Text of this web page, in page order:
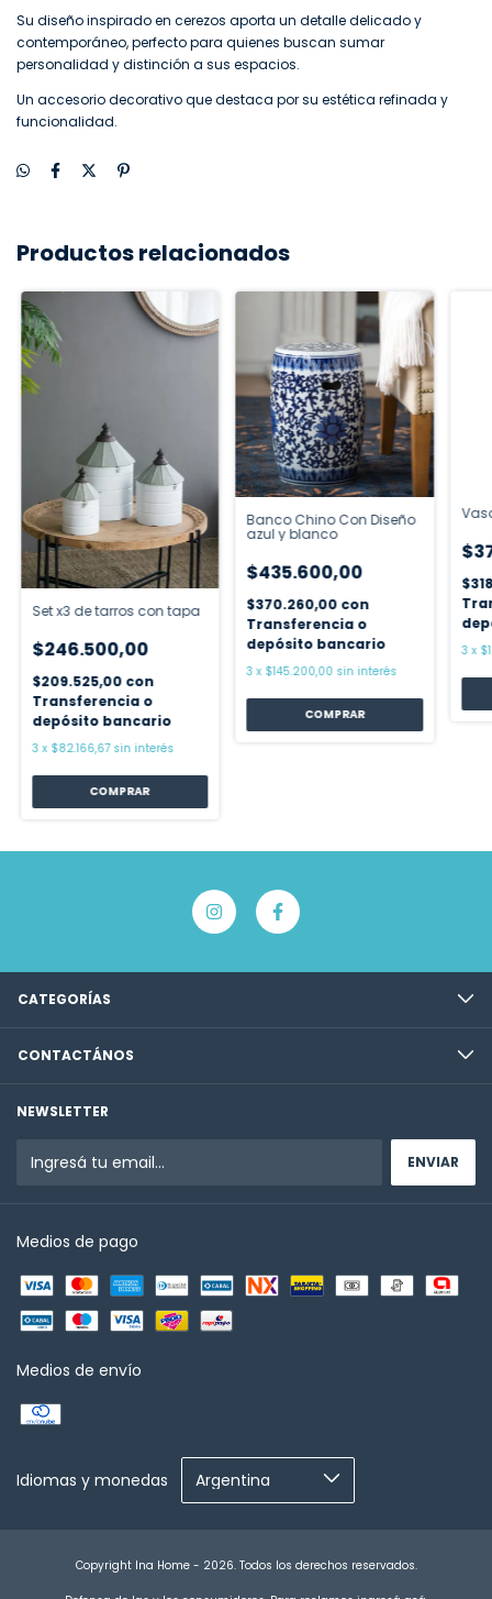
Su diseño inspirado en cerezos aporta un detalle delicado y
contemporáneo, perfecto para quienes buscan sumar
personalidad y distinción a sus espacios.
Un accesorio decorativo que destaca por su estética refinada y
funcionalidad.
Productos relacionados
Set x3 de tarros con tapa
$246.500,00
$209.525,00 con
Transferencia o
depósito bancario
3 x $82.166,67 sin interés
Banco Chino Con Diseño
azul y blanco
$435.600,00
$370.260,00 con
Transferencia o
depósito bancario
3 x $145.200,00 sin interés
3 x
CATEGORÍAS
CONTACTÁNOS
NEWSLETTER
Medios de pago
Medios de envío
Idiomas y monedas
Copyright Ina Home - 2026. Todos los derechos reservados.